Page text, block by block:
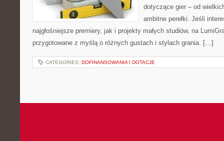
dotyczące gier – od
ambitne perełki. Jeśli
najgłośniejsze premiery, jak i projekty małych studiów, na
przygotowane z myślą o różnych gustach i stylach grania. […]
CATEGORIES: DOFINANSOWANIA I DOTACJE